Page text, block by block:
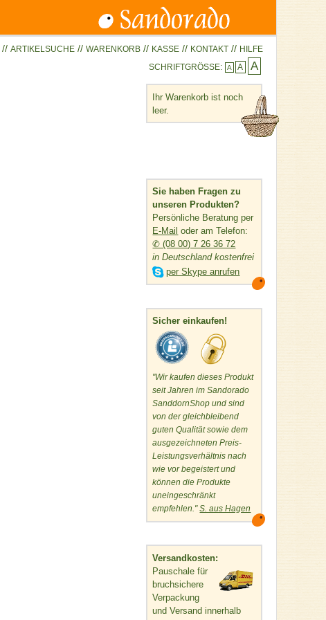
// ARTIKELSUCHE // WARENKORB // KASSE // KONTAKT // HILFE
SCHRIFTGRÖSSE: A A A
Ihr Warenkorb ist noch
leer.
Sie haben Fragen zu
unseren Produkten?
Persönliche Beratung per
E-Mail oder am Telefon:
✆ (08 00) 7 26 36 72
in Deutschland kostenfrei
 per Skype anrufen
Sicher einkaufen!
"Wir kaufen dieses Produkt
seit Jahren im Sandorado
SanddornShop und sind
von der gleichbleibend
guten Qualität sowie dem
ausgezeichneten Preis-
Leistungsverhältnis nach
wie vor begeistert und
können die Produkte
uneingeschränkt
empfehlen."S. aus Hagen
Versandkosten:
Pauschale für
bruchsichere
Verpackung
und Versand innerhalb